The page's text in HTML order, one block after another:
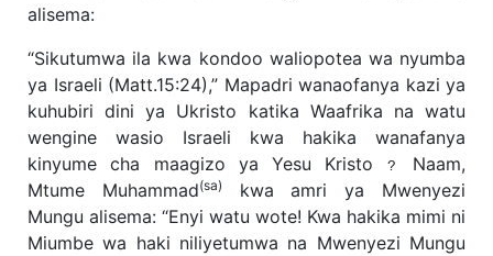
alisema:
“Sikutumwa ila kwa kondoo waliopotea wa nyumba
ya Israeli (Matt.15:24),” Mapadri wanaofanya kazi ya
kuhubiri dini ya Ukristo katika Waafrika na watu
wengine wasio Israeli kwa hakika wanafanya
kinyume cha maagizo ya Yesu Kristo
? Naam,
Mtume Muhammad(sa)
kwa amri ya Mwenyezi
Mungu alisema: “Enyi watu wote! Kwa hakika mimi ni
Miumbe wa haki niliyetumwa na Mwenyezi Mungu